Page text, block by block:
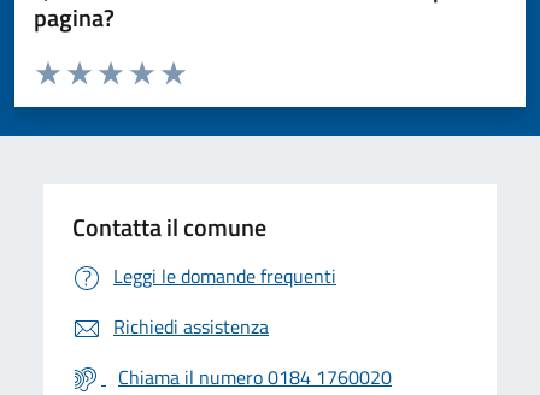
pagina?
Valuta da 1 a 5 stelle la pagina
Valuta 5 stelle su 5
Valuta 4 stelle su 5
Valuta 3 stelle su 5
Valuta 2 stelle su 5
Valuta 1 stelle su 5
Contatta il comune
Leggi le domande frequenti
Richiedi assistenza
Chiama il numero 0184 1760020